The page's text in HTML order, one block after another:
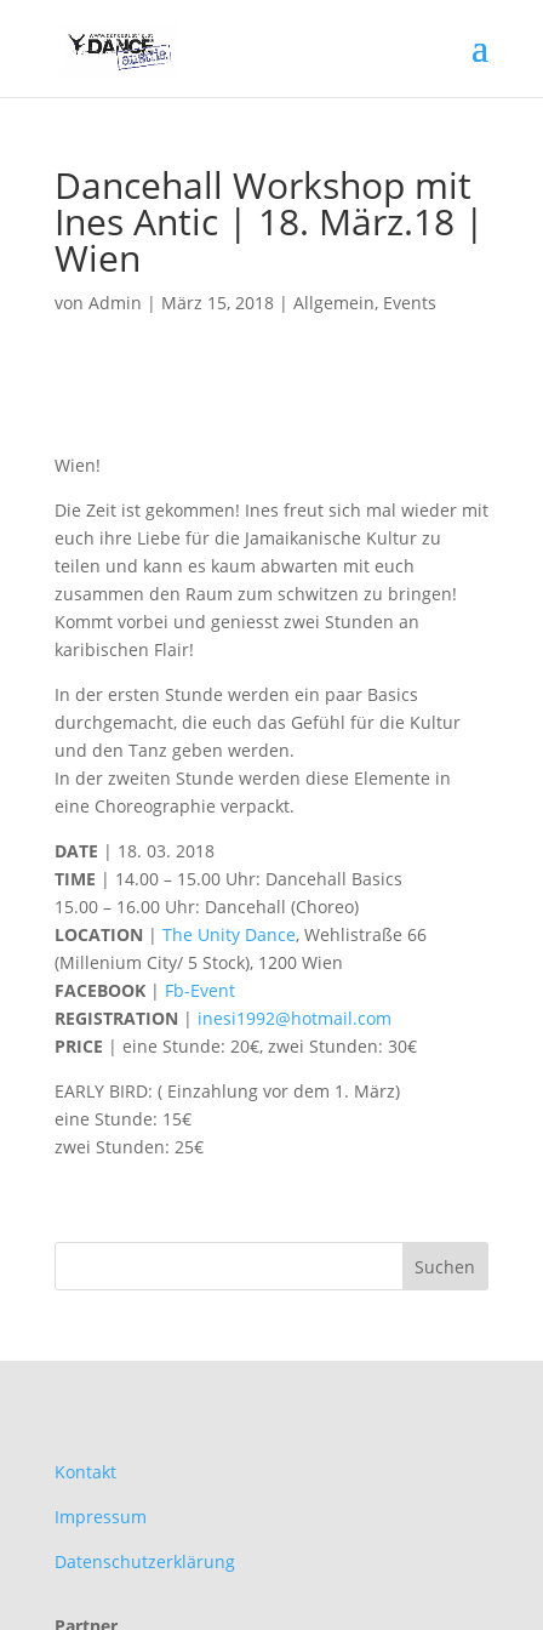
Dancehall Workshop mit
Ines Antic | 18. März.18 |
Wien
von Admin | März 15, 2018| Allgemein, Events
Wien!
Die Zeit ist gekommen! Ines freut sich mal wieder mit
euch ihre Liebe für die Jamaikanische Kultur zu
teilen und kann es kaum abwarten mit euch
zusammen den Raum zum schwitzen zu bringen!
Kommt vorbei und geniesst zwei Stunden an
karibischen Flair!
In der ersten Stunde werden ein paar Basics
durchgemacht, die euch das Gefühl für die Kultur
und den Tanz geben werden.
In der zweiten Stunde werden diese Elemente in
eine Choreographie verpackt.
DATE | 18. 03. 2018
TIME | 14.00 – 15.00 Uhr: Dancehall Basics
15.00 – 16.00 Uhr: Dancehall (Choreo)
LOCATION | The Unity Dance, Wehlistraße 66
(Millenium City/ 5 Stock), 1200 Wien
FACEBOOK| Fb-Event
REGISTRATION | inesi1992@hotmail.com
PRICE | eine Stunde: 20€, zwei Stunden: 30€
EARLY BIRD: ( Einzahlung vor dem 1. März)
eine Stunde: 15€
zwei Stunden: 25€
Kontakt
Impressum
Datenschutzerklärung